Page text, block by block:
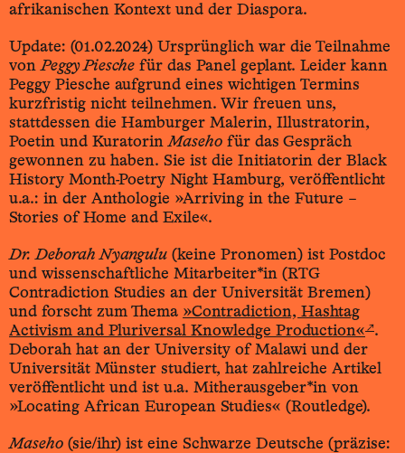
afrikanischen Kontext und der Diaspora.
Update: (01.02.2024) Ursprünglich war die Teilnahme
von Peggy Piesche für das Panel geplant. Leider kann
Peggy Piesche aufgrund eines wichtigen Termins
kurzfristig nicht teilnehmen. Wir freuen uns,
stattdessen die Hamburger Malerin, Illustratorin,
Poetin und Kuratorin Maseho für das Gespräch
gewonnen zu haben. Sie ist die Initiatorin der Black
History Month-Poetry Night Hamburg, veröffentlicht
u.a.: in der Anthologie »Arriving in the Future –
Stories of Home and Exile«.
Dr. Deborah Nyangulu (keine Pronomen) ist Postdoc
und wissenschaftliche Mitarbeiter*in (RTG
Contradiction Studies an der Universität Bremen)
und forscht zum Thema »Contradiction, Hashtag
Activism and Pluriversal Knowledge Production« ↗.
Deborah hat an der University of Malawi und der
Universität Münster studiert, hat zahlreiche Artikel
veröffentlicht und ist u.a. Mitherausgeber*in von
»Locating African European Studies« (Routledge).
Maseho (sie/ihr) ist eine Schwarze Deutsche (präzise: